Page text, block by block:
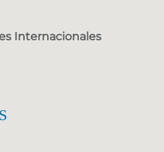
Internacionales